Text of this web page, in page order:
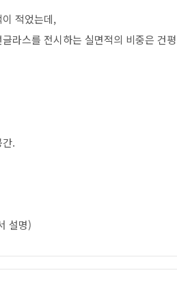
적었는데,
라스를 전시하는 실면적의 비중은 건
.
설명)